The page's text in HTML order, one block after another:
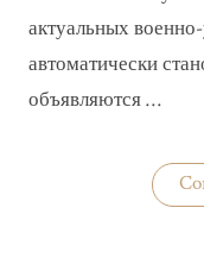
актуальных
автоматически
объявляются …